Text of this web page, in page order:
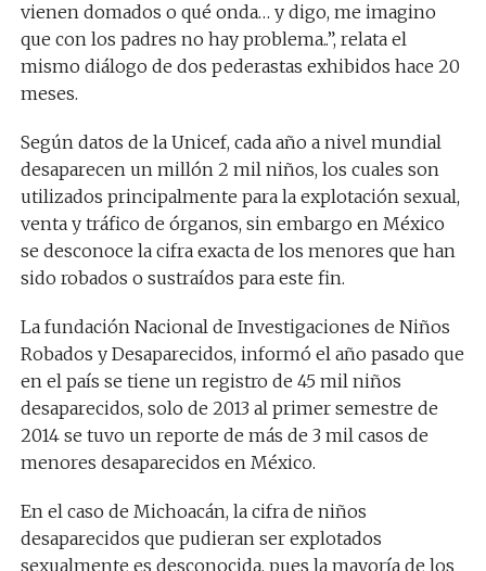
vienen domados o qué onda… y digo, me imagino
que con los padres no hay problema..”, relata el
mismo diálogo de dos pederastas exhibidos hace 20
meses.
Según datos de la Unicef, cada año a nivel mundial
desaparecen un millón 2 mil niños, los cuales son
utilizados principalmente para la explotación sexual,
venta y tráfico de órganos, sin embargo en México
se desconoce la cifra exacta de los menores que han
sido robados o sustraídos para este fin.
La fundación Nacional de Investigaciones de Niños
Robados y Desaparecidos, informó el año pasado que
en el país se tiene un registro de 45 mil niños
desaparecidos, solo de 2013 al primer semestre de
2014 se tuvo un reporte de más de 3 mil casos de
menores desaparecidos en México.
En el caso de Michoacán, la cifra de niños
desaparecidos que pudieran ser explotados
sexualmente es desconocida, pues la mayoría de los